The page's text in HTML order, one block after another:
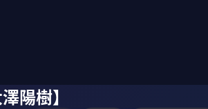
陽樹】